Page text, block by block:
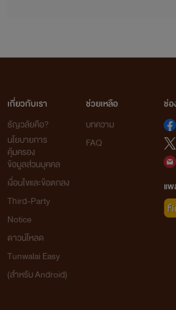
- CAGE TO LOVE ร้ายขังรัก (คิง-เ
📌
- SECRETLY JUNIOR รุ่นน้องตามรัก (เฮ
- SECRETLY FRIEND เพื่อนหวงรัก -
- SECRETLY LOVE รุ่นพี่คลั่งรัก -
- SECRETLY NAUHTY คุณหนูคลั่งรัก (ไ
เกี่ยวกับเรา
ธัญวลัยคือ?
นโยบายการ
คุ้มครอง
ข้อมูลส่วนบุคคล
เงื่อนไขและข้อตกลง
Third-Party
Notice
ดาวน์โหลด
Tunwalai Easy
(สำหรับ Android)
ช่วยเหลือ
บทความ
FAQ
ช่
แ